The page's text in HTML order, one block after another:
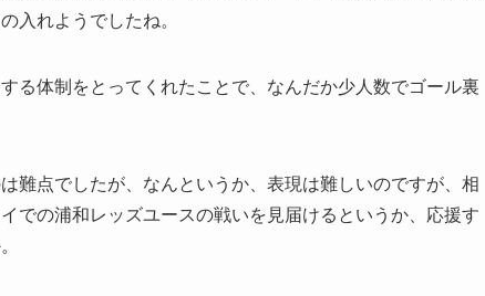
入れようでしたね。
る体制をとってくれたことで、なんだか少人数でゴール裏
難点でしたが、なんというか、表現は難しいのですが、相
での浦和レッズユースの戦いを見届けるというか、応援す